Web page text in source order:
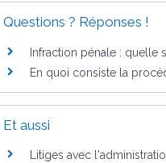
Questions ? Réponses !
Infraction pénale : quelle
En quoi consiste la
Et aussi
Litiges avec